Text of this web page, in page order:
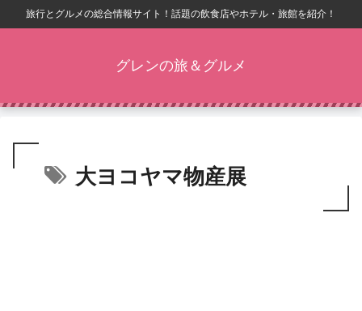
旅行とグルメの総合情報サイト！話題の飲食店やホテル・旅館を紹介！
グレンの旅＆グルメ
大ヨコヤマ物産展